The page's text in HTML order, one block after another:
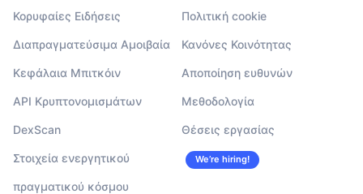
Κορυφαίες Ειδήσεις
Διαπραγματεύσιμα Αμοιβαία
Κεφάλαια Μπιτκόιν
API Κρυπτονομισμάτων
DexScan
Στοιχεία ενεργητικού
πραγματικού κόσμου
Πολιτική cookie
Κανόνες Κοινότητας
Αποποίηση ευθυνών
Μεθοδολογία
Θέσεις εργασίας
We’re hiring!